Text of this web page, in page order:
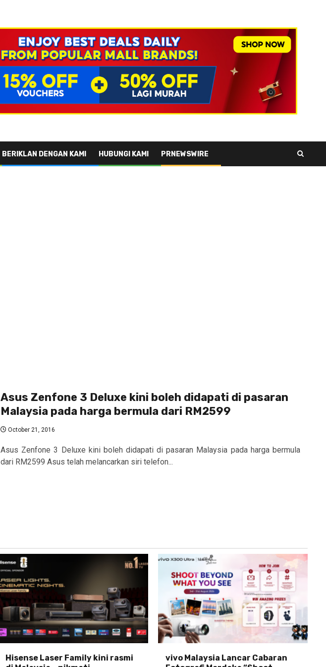
BERIKLAN DENGAN KAMI HUBUNGI KAMI PRNEWSWIRE
Asus Zenfone 3 Deluxe kini boleh didapati di pasaran
Malaysia pada harga bermula dari RM2599
October 21, 2016
Asus Zenfone 3 Deluxe kini boleh didapati di pasaran Malaysia pada harga bermula
dari RM2599 Asus telah melancarkan siri telefon...
Hisense Laser Family kini rasmi
vivo Malaysia Lancar Cabaran